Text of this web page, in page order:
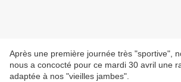
Après une première journée très "sportive",
nous a concocté pour ce mardi 30 avril une
adaptée à nos "vieilles jambes".